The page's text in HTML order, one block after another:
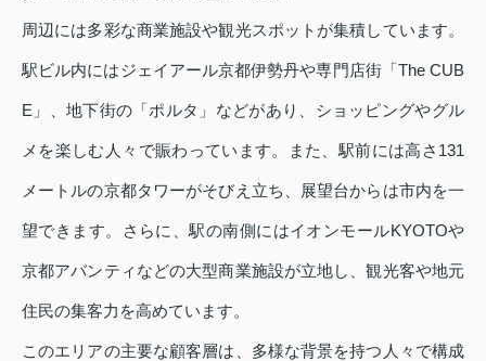
周辺には多彩な商業施設や観光スポットが集積しています。
駅ビル内にはジェイアール京都伊勢丹や専門店街「The CUB
E」、地下街の「ポルタ」などがあり、ショッピングやグル
メを楽しむ人々で賑わっています。また、駅前には高さ131
メートルの京都タワーがそびえ立ち、展望台からは市内を一
望できます。さらに、駅の南側にはイオンモールKYOTOや
京都アバンティなどの大型商業施設が立地し、観光客や地元
住民の集客力を高めています。
このエリアの主要な顧客層は、多様な背景を持つ人々で構成